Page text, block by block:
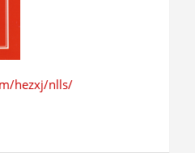
hezxj/nlls/